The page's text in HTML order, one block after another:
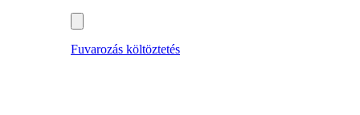
Fuvarozás költöztetés